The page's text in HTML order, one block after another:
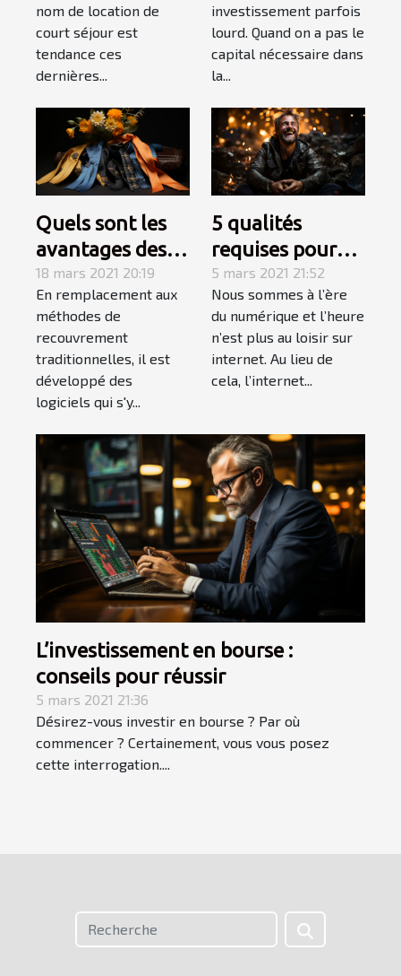
nom de location de
court séjour est
tendance ces
dernières...
investissement parfois
lourd. Quand on a pas le
capital nécessaire dans
la...
Quels sont les
avantages des
logiciels de
recouvrement ?
18 mars 2021 20:19
En remplacement aux
méthodes de
recouvrement
traditionnelles, il est
développé des
logiciels qui s'y...
5 qualités
requises pour
réussir à gagner
de l’argent sur
internet
5 mars 2021 21:52
Nous sommes à l’ère
du numérique et l’heure
n’est plus au loisir sur
internet. Au lieu de
cela, l’internet...
L’investissement en bourse :
conseils pour réussir
5 mars 2021 21:36
Désirez-vous investir en bourse ? Par où
commencer ? Certainement, vous vous posez
cette interrogation....